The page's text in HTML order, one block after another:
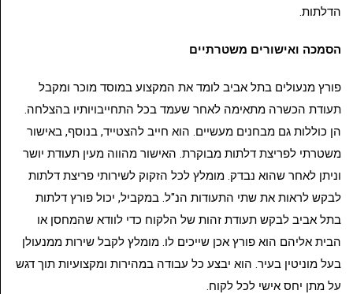
הדלתות.
הסמכה ואישורים משטרתיים
פורץ מנעולים בתל אביב לומד את המקצוע במוסד מוכר ומקבל
תעודת הכשרה מתאימה לאחר שעמד בכל התחייבויותיו בהצלחה.
הן כוללות גם מבחנים מעשיים. הוא חייב להצטייד, בנוסף, באישור
משטרתי לפריצת דלתות מבוקרת. האישור מהווה מעין תעודת יושר
וניתן לאחר שהוא נבדק. מומלץ לכל הזקוק לשירותי פריצת דלתות
לבקש לראות את שתי התעודות הנ"ל. במקביל, יכול פורץ דלתות
בתל אביב לבקש תעודת זהות של הלקוח כדי לוודא שהמחסן או
הבית אליהם הוא פורץ אכן שייכים לו. מומלץ לקבל שירות ממנעולן
בעל מוניטין בעיר. הוא יבצע כל עבודה במהירות ומקצועיות תוך דגש
על מתן יחס אישי לכל לקוח.